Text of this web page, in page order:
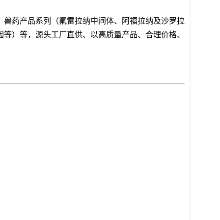
药产品系列（氟雷拉纳中间体、阿福拉纳及沙罗拉
）等，源头工厂直供、以高质量产品、合理价格、